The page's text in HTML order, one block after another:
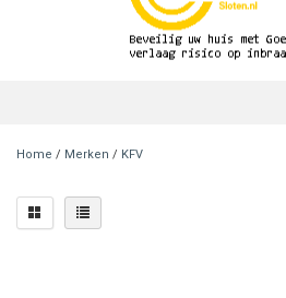
Home / Merken / KFV